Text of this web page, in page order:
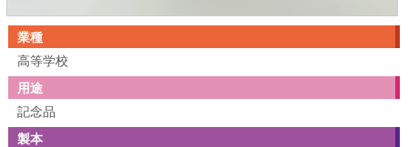
業種
高等学校
用途
記念品
製本